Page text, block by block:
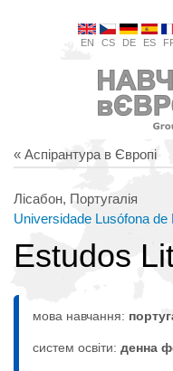
EN CS DE ES
« Аспірантура в Європі
Лісабон, Португалія
Universidade Lusófona de
Estudos
мова навчання:
систем освіти: денна